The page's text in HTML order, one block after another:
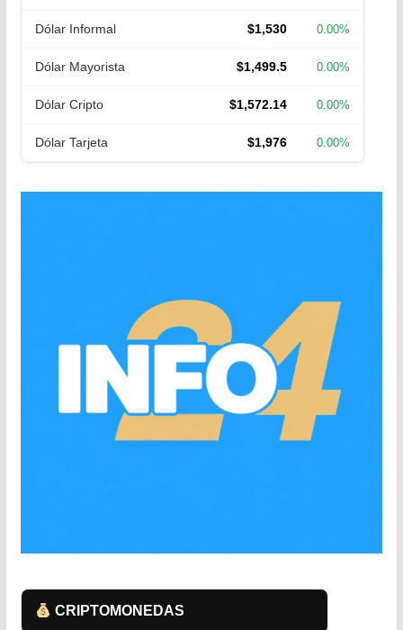
Dólar Informal $1,530 0.00%
Dólar Mayorista $1,499.5 0.00%
Dólar Cripto $1,572.14 0.00%
Dólar Tarjeta $1,976 0.00%
CRIPTOMONEDAS